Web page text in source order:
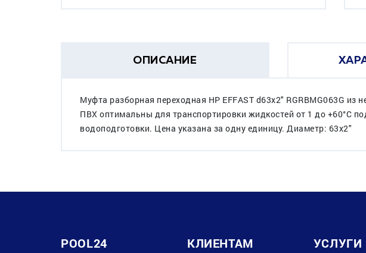
ОПИСАНИЕ
Муфта разборная переходная HР EFFAST d63x2" RGRBMG063G
ПВХ оптимальны для транспортировки жидкостей от 1 до +60°C
водоподготовки. Цена указана за одну единицу. Диаметр: 63x2"
POOL24 КЛИЕНТАМ УСЛУГИ